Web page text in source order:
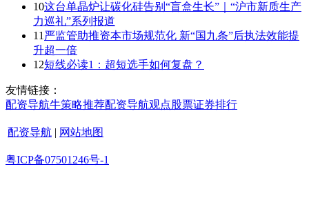
10这台单晶炉让碳化硅告别“盲盒生长”｜“沪市新质生产
力巡礼”系列报道
11 严监管助推资本市场规范化 新“国九条”后执法效能提
升超一倍
12短线必读1：超短选手如何复盘？
友情链接：
配资导航牛策略推荐配资导航观点股票证券排行
配资导航 | 网站地图
粤ICP备07501246号-1